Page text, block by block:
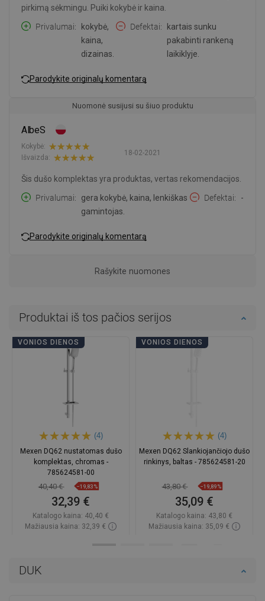
DUK
pirkimą sėkmingu. Puiki kokybė ir kaina.
Privalumai
kokybė,
kaina,
dizainas.
Defektai
kartais sunku
pakabinti rankeną
laikiklyje.
Parodykite originalų komentarą
Nuomonė susijusi su šiuo produktu
AlbeS
18-02-2021
Kokybė:
Išvaizda:
Šis dušo komplektas yra produktas, vertas rekomendacijos.
Privalumai
gera kokybė, kaina, lenkiškas
gamintojas.
Defektai -
Parodykite originalų komentarą
Rašykite nuomones
Produktai iš tos pačios serijos
VONIOS DIENOS
(4)
Mexen DQ62 nustatomas dušo
komplektas, chromas -
785624581-00
40,40 € −19,83%
32,39 €
Katalogo kaina: 40,40 €
Mažiausia kaina: 32,39 €
VONIOS DIENOS
(4)
Mexen DQ62 Slankiojančiojo dušo
rinkinys, baltas - 785624581-20
43,80 € −19,89%
35,09 €
Katalogo kaina: 43,80 €
Mažiausia kaina: 35,09 €